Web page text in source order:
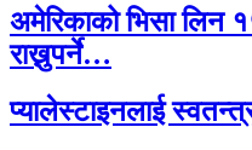
अमेरिकाको भिसा लिन
राख्नुपर्ने…
प्यालेस्टाइनलाई